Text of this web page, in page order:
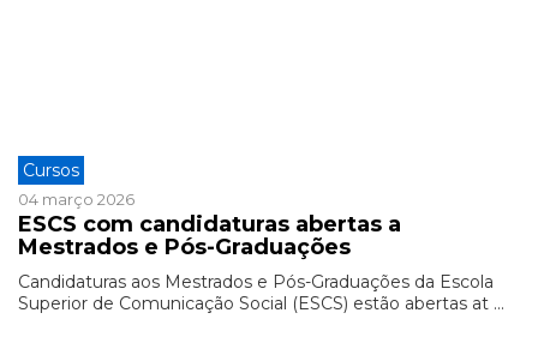
Cursos
04 março 2026
ESCS com candidaturas abertas a
Mestrados e Pós-Graduações
Candidaturas aos Mestrados e Pós-Graduações da Escola
Superior de Comunicação Social (ESCS) estão abertas at ...